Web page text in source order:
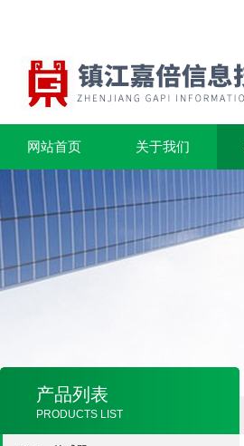
网站首页 关于我们
产品列表
PRODUCTS LIST